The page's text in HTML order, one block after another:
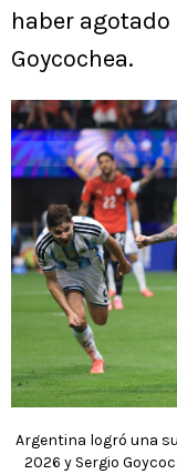
haber
Goycochea.
Argentina logró una
2026 y Sergio